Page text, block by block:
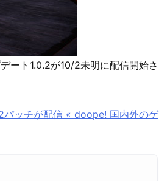
ート1.0.2が10/2未明に配信開始さ
パッチが配信 « doope! 国内外のゲ